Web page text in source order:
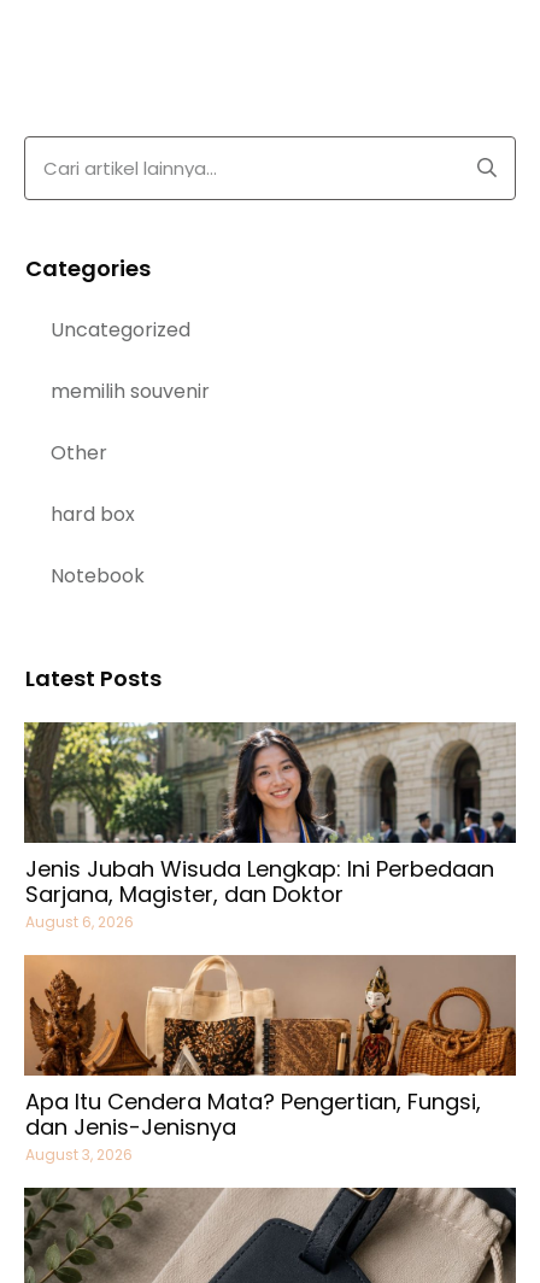
Categories
Uncategorized
memilih souvenir
Other
hard box
Notebook
Latest Posts
Jenis Jubah Wisuda Lengkap: Ini Perbedaan
Sarjana, Magister, dan Doktor
August 6, 2026
Apa Itu Cendera Mata? Pengertian, Fungsi,
dan Jenis-Jenisnya
August 3, 2026